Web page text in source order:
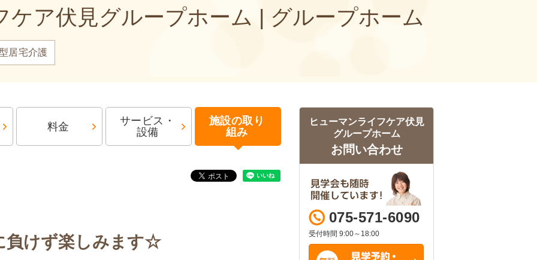
ケア伏見グループホーム | グループホーム
居宅介護
料金
サービス・
設備
施設の取り
組み
負けず楽しみます☆
ヒューマンライフケア伏見
グループホーム
お問い合わせ
075-571-6090
受付時間 9:00～18:00